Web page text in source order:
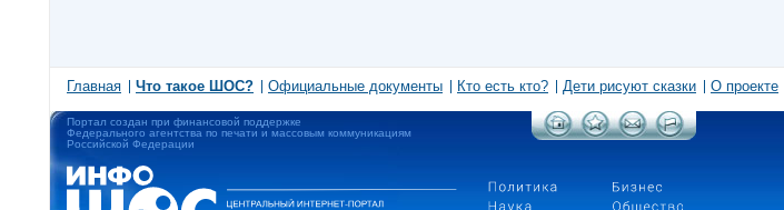
Главная Что такое ШОС? Официальные документы Кто есть кто? Дети рисуют сказки О проекте
Портал создан при финансовой поддержке
Федерального агентства по печати и массовым коммуникациям
Российской Федерации